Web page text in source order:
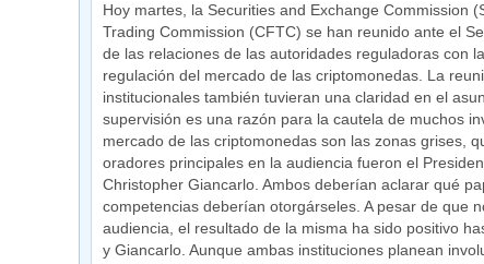
Hoy martes, la Securities and Exchange Commission
Trading Commission (CFTC) se han reunido ante el
de las relaciones de las autoridades reguladoras con
regulación del mercado de las criptomonedas. La
institucionales también tuvieran una claridad en el
supervisión es una razón para la cautela de muchos
mercado de las criptomonedas son las zonas grises,
oradores principales en la audiencia fueron el
Christopher Giancarlo. Ambos deberían aclarar qué
competencias deberían otorgárseles. A pesar de que
audiencia, el resultado de la misma ha sido positivo
y Giancarlo. Aunque ambas instituciones planean